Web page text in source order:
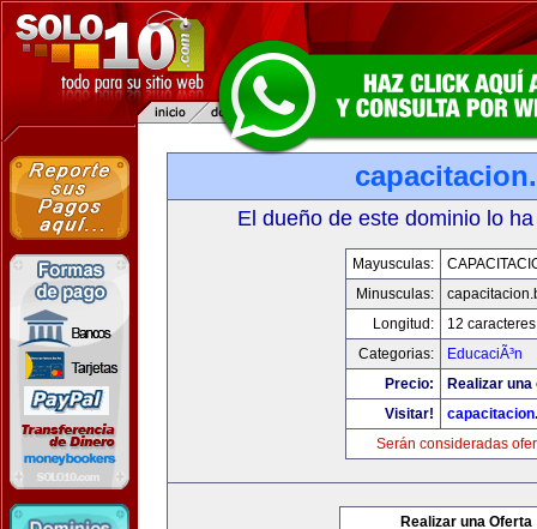
El dueño de este dominio lo
Mayusculas:
Minusculas:
Longitud:
12 caracteres
Categorias:
EducaciÃ³n
Precio:
Realizar
Visitar!
Serán consideradas
Realizar una Oferta